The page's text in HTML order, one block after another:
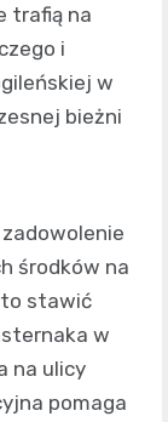
trafią na
i
w
bieżni
środków na
stawić
w
na ulicy
pomaga